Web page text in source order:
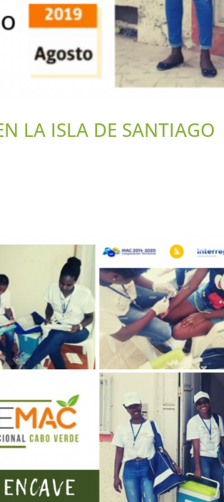
LA ISLA DE SANTIAGO